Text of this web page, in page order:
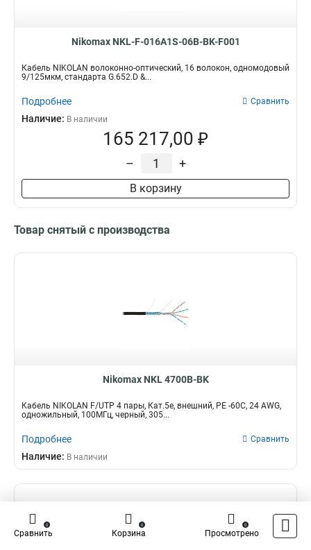
Nikomax NKL-F-016A1S-06B-BK-F001
Кабель NIKOLAN волоконно-оптический, 16 волокон, одномодовый
9/125мкм, стандарта G.652.D &...
Подробнее Сравнить
Наличие: В наличии
165 217,00 ₽
– +
В корзину
Товар снятый с производства
Nikomax NKL 4700B-BK
Кабель NIKOLAN F/UTP 4 пары, Кат.5e, внешний, PE -60C, 24 AWG,
одножильный, 100МГц, черный, 305...
Подробнее Сравнить
Наличие: В наличии
Сравнить
0
Корзина
0
Просмотрено
0